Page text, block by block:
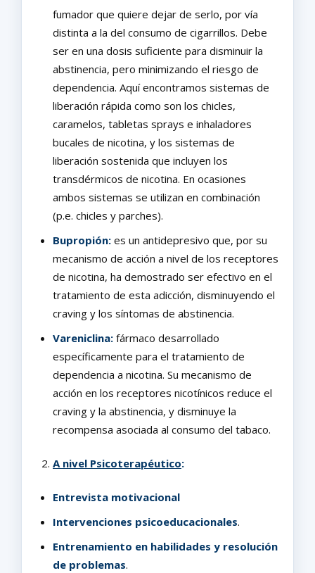
fumador que quiere dejar de serlo, por vía
distinta a la del consumo de cigarrillos. Debe
ser en una dosis suficiente para disminuir la
abstinencia, pero minimizando el riesgo de
dependencia. Aquí encontramos sistemas de
liberación rápida como son los chicles,
caramelos, tabletas sprays e inhaladores
bucales de nicotina, y los sistemas de
liberación sostenida que incluyen los
transdérmicos de nicotina. En ocasiones
ambos sistemas se utilizan en combinación
(p.e. chicles y parches).
Bupropión: es un antidepresivo que, por su
mecanismo de acción a nivel de los receptores
de nicotina, ha demostrado ser efectivo en el
tratamiento de esta adicción, disminuyendo el
craving y los síntomas de abstinencia.
Vareniclina: fármaco desarrollado
específicamente para el tratamiento de
dependencia a nicotina. Su mecanismo de
acción en los receptores nicotínicos reduce el
craving y la abstinencia, y disminuye la
recompensa asociada al consumo del tabaco.
A nivel Psicoterapéutico:
Entrevista motivacional
Intervenciones psicoeducacionales.
Entrenamiento en habilidades y resolución
de problemas.